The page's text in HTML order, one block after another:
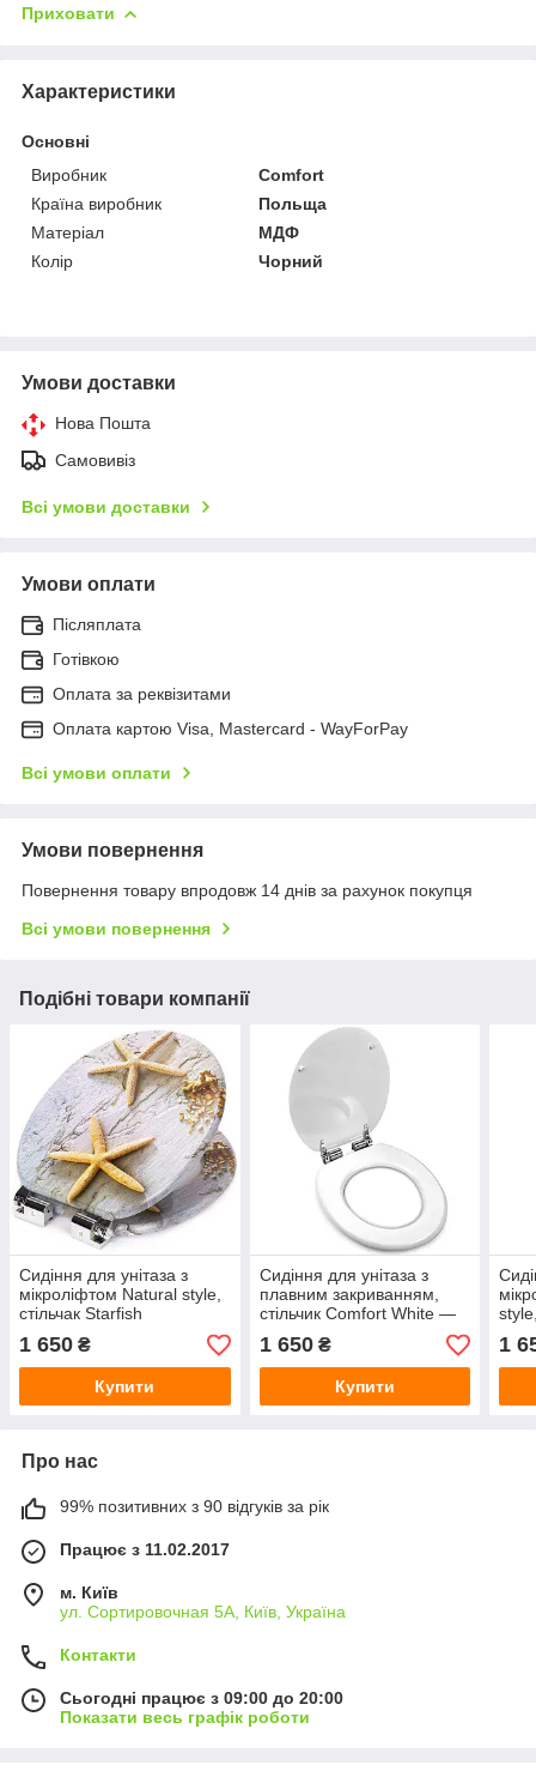
Приховати
Характеристики
Основні
Виробник
Comfort
Країна виробник
Польща
Матеріал
МДФ
Колір
Чорний
Умови доставки
Нова Пошта
Самовивіз
Всі умови доставки
Умови оплати
Післяплата
Готівкою
Оплата за реквізитами
Оплата картою Visa, Mastercard - WayForPay
Всі умови оплати
Умови повернення
Повернення товару впродовж 14 днів за рахунок покупця
Всі умови повернення
Подібні товари компанії
Сидіння для унітаза з
мікроліфтом Natural style,
стільчак Starfish
1 650 ₴
Купити
Сидіння для унітаза з
плавним закриванням,
стільчик Comfort White —
колір білий.
1 650₴
Купити
1
Про нас
99% позитивних з 90 відгуків за рік
Працює з 11.02.2017
м. Київ
ул. Сортировочная 5А, Київ, Україна
Контакти
Сьогодні працює з 09:00 до 20:00
Показати весь графік роботи